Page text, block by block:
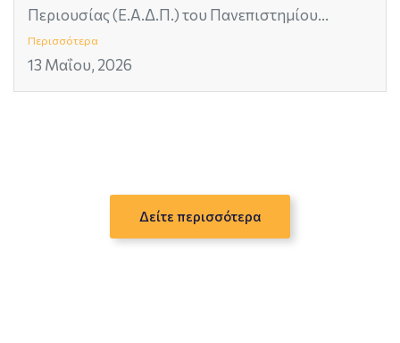
Περιουσίας (Ε.Α.Δ.Π.) του Πανεπιστημίου...
Περισσότερα
13 Μαΐου, 2026
Δείτε περισσότερα